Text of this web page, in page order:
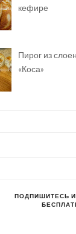
кефире
Пирог из
«Коса»
ПОДПИШИТЕСЬ И